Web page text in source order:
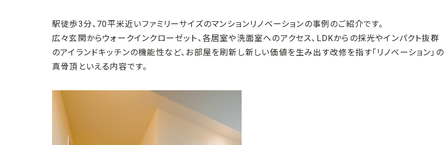
駅徒歩3分、70平米近いファミリーサイズのマンションリノベーションの事例のご紹介です。
広々玄関からウォークインクローゼット、各居室や洗面室へのアクセス、LDKからの採光やインパクト抜群
のアイランドキッチンの機能性など、お部屋を刷新し新しい価値を生み出す改修を指す「リノベーション」の
真骨頂といえる内容です。